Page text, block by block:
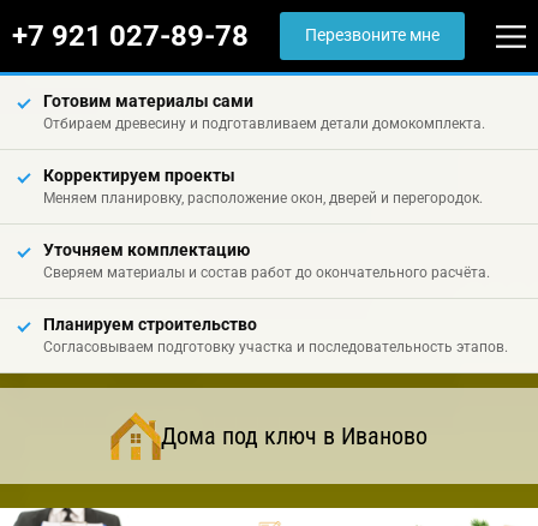
+7 921 027-89-78 Перезвоните мне
Готовим материалы сами
Отбираем древесину и подготавливаем детали домокомплекта.
Корректируем проекты
Меняем планировку, расположение окон, дверей и перегородок.
Уточняем комплектацию
Сверяем материалы и состав работ до окончательного расчёта.
Планируем строительство
Согласовываем подготовку участка и последовательность этапов.
Дома под ключ в Иваново